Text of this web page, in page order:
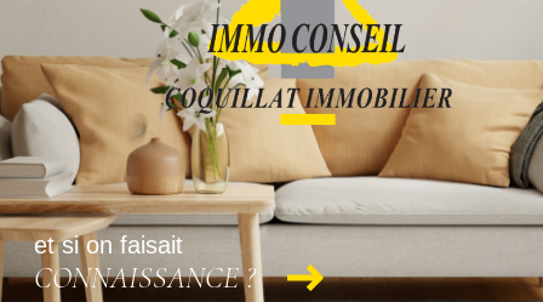
et si on faisait
CONNAISSANCE ?